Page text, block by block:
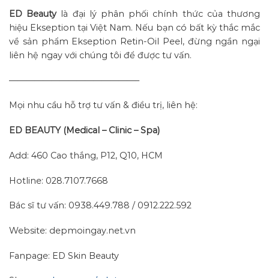
ED Beautylà đại lý phân phối chính thức của thương
hiệu Ekseption tại Việt Nam. Nếu bạn có bất kỳ thắc mắc
về sản phẩm Ekseption Retin-Oil Peel, đừng ngần ngại
liên hệ ngay với chúng tôi để được tư vấn.
———————————————–
Mọi nhu cầu hỗ trợ tư vấn & điều trị, liên hệ:
ED BEAUTY (Medical – Clinic – Spa)
Add: 460 Cao thắng, P12, Q10, HCM
Hotline: 028.7107.7668
Bác sĩ tư vấn: 0938.449.788 / 0912.222.592
Website: depmoingay.net.vn
Fanpage: ED Skin Beauty